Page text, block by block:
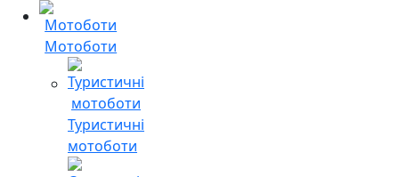
Мотоботи
Туристичні
мотоботи